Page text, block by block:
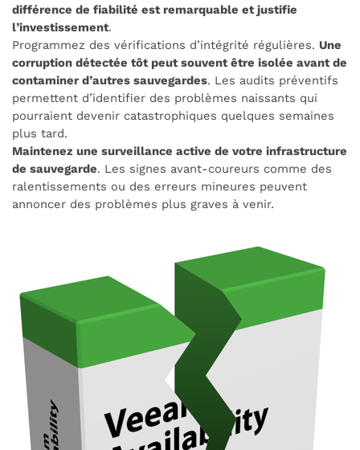
différence de fiabilité est remarquable et justifie
l’investissement.
Programmez des vérifications d’intégrité régulières. Une
corruption détectée tôt peut souvent être isolée avant de
contaminer d’autres sauvegardes. Les audits préventifs
permettent d’identifier des problèmes naissants qui
pourraient devenir catastrophiques quelques semaines
plus tard.
Maintenez une surveillance active de votre infrastructure
de sauvegarde. Les signes avant-coureurs comme des
ralentissements ou des erreurs mineures peuvent
annoncer des problèmes plus graves à venir.